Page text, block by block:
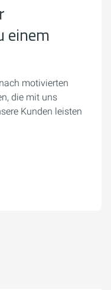
einem
motivierten
die mit uns
Kunden leisten